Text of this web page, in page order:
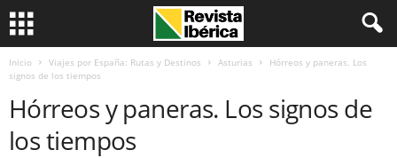
Inicio Viajes por España: Rutas y Destinos Asturias
Hórreos y paneras. Los
signos de los tiempos
Hórreos y paneras. Los signos de
los tiempos